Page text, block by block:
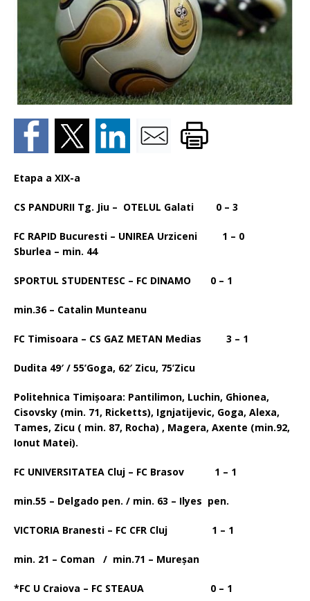
Etapa a XIX-a
CS PANDURII Tg. Jiu – OTELUL Galati 0 – 3
FC RAPID Bucuresti – UNIREA Urziceni 1 – 0
Sburlea – min. 44
SPORTUL STUDENTESC – FC DINAMO 0 – 1
min.36 – Catalin Munteanu
FC Timisoara – CS GAZ METAN Medias 3 – 1
Dudita 49′ / 55’Goga, 62′ Zicu, 75’Zicu
Politehnica Timişoara: Pantilimon, Luchin, Ghionea,
Cisovsky (min. 71, Ricketts), Ignjatijevic, Goga, Alexa,
Tames, Zicu ( min. 87, Rocha) , Magera, Axente (min.92,
Ionut Matei).
FC UNIVERSITATEA Cluj – FC Brasov 1 – 1
min.55 – Delgado pen. / min. 63 – Ilyes pen.
VICTORIA Branesti – FC CFR Cluj 1 – 1
min. 21 – Coman / min.71 – Mureşan
*FC U Craiova – FC STEAUA 0 – 1